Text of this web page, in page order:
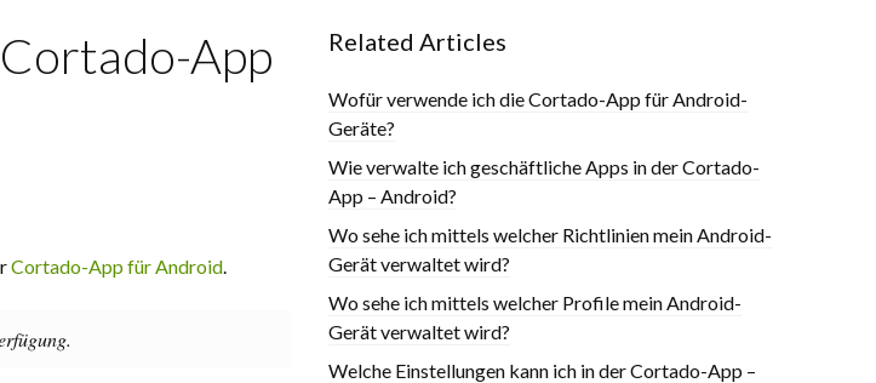
App
Cortado-App für Android.
Related Articles
Wofür verwende ich die Cortado-App für Android-
Geräte?
Wie verwalte ich geschäftliche Apps in der Cortado-
App – Android?
Wo sehe ich mittels welcher Richtlinien mein Android-
Gerät verwaltet wird?
Wo sehe ich mittels welcher Profile mein Android-
Gerät verwaltet wird?
Welche Einstellungen kann ich in der Cortado-App –